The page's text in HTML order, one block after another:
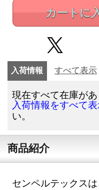
カートに
入荷情報 すべて表示
現在すべて在庫があ
入荷情報をすべて
い。
商品紹介
センペルテックス